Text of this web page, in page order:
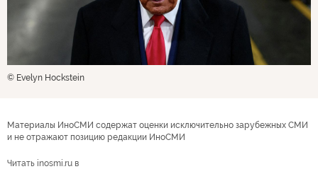
© Evelyn Hockstein
Материалы ИноСМИ содержат оценки исключительно зарубежных СМИ
и не отражают позицию редакции ИноСМИ
Читать inosmi.ru в